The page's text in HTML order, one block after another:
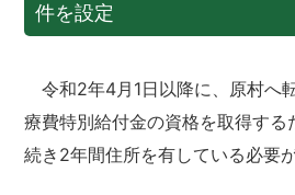
件を設定
令和2年4月1日以降に、原村へ
療費特別給付金の資格を取得する
続き2年間住所を有している必要